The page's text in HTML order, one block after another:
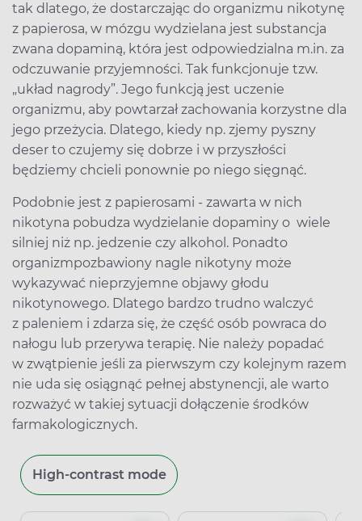
tak dlatego, że dostarczając do organizmu nikotynę
z papierosa, w mózgu wydzielana jest substancja
zwana dopaminą, która jest odpowiedzialna m.in. za
odczuwanie przyjemności. Tak funkcjonuje tzw.
„układ nagrody”. Jego funkcją jest uczenie
organizmu, aby powtarzał zachowania korzystne dla
jego przeżycia. Dlatego, kiedy np. zjemy pyszny
deser to czujemy się dobrze i w przyszłości
będziemy chcieli ponownie po niego sięgnąć.
Podobnie jest z papierosami - zawarta w nich
nikotyna pobudza wydzielanie dopaminy o wiele
silniej niż np. jedzenie czy alkohol. Ponadto
organizmpozbawiony nagle nikotyny może
wykazywać nieprzyjemne objawy głodu
nikotynowego. Dlatego bardzo trudno walczyć
z paleniem i zdarza się, że część osób powraca do
nałogu lub przerywa terapię. Nie należy popadać
w zwątpienie jeśli za pierwszym czy kolejnym razem
nie uda się osiągnąć pełnej abstynencji, ale warto
rozważyć w takiej sytuacji dołączenie środków
farmakologicznych.
High-contrast mode